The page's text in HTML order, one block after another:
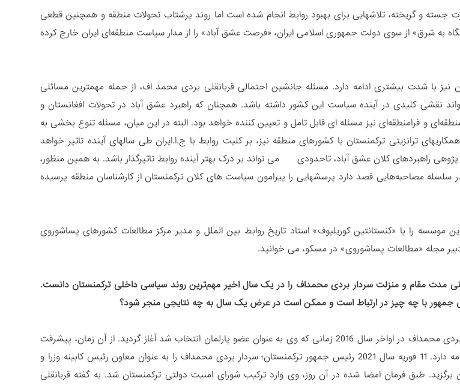
جسته و گریخته، تلاشهایی برای بهبود روابط انجام شده است اما روند پرشتاب تحولات منطقه و همچنین قطعی
به شرق» از سوی دولت جمهوری اسلامی ایران، «فرصت عشق آباد» را از مدار سیاست منطقه‌ای ایران خارج کرده
نیز با شدت بیشتری ادامه دارد. مسئله جانشین احتمالی قربانقلی بردی محمد اف، از جمله مهمترین مسائلی
نقشی کلیدی در آینده سیاست این کشور داشته باشد. همچنان که راهبرد عشق آباد در تحولات افغانستان و
و فرامنطقه‌ای نیز مسئله ای قابل تامل و تعیین کننده خواهد بود. البته در این میان، مسئله تنوع بخشی به
ترانزیتی ترکمنستان با کشورهای منطقه نیز، بر کلیت روابط با ج.ا.ایران طی سالهای آینده تاثیر خواهد
راهبردهای کلان عشق آباد، تاحدودی می تواند بر درک بهتر آینده روابط تاثیرگذار باشد. به همین منظور،
مصاحبه‌هایی قصد دارد پرسشهایی را پیرامون سیاست های کلان ترکمنستان از کارشناسان منطقه پرسیده
را با «کنستانتین کوریلیوف» استاد تاریخ روابط بین الملل و مدیر مرکز مطالعات کشورهای پساشوروی
مجله «مطالعات پساشوروی» در مسکو، می خوانید.
مدت مقام و منزلت سردار بردی محمداف را در یک سال اخیر مهم‌ترین روند سیاسی داخلی ترکمنستان دانست.
جمهور با چه چیز در ارتباط است و ممکن است در عرض یک سال به چه نتایجی منجر شود؟
: فعالیت سیاسی سردار بردی محمداف در اواخر سال 2016 زمانی که وی به عنوان عضو پارلمان انتخاب شد آغاز گردید. از آن زمان، پیشرفت
سیاسی سردار بردی محمد اف ادامه دارد. 11 فوریه سال 2021 رئیس جمهور ترکمنستان؛ سردار بردی محمداف را به عنوان معاون رئیس کابینه وزرا و
برگزید. طبق فرمان امضا شده در آن روز، وی وارد ترکیب شورای امنیت دولتی ترکمنستان شد. به گفته قربانقلی